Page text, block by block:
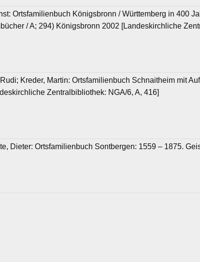
Ortsfamilienbuch Königsbronn / Württemberg in 400
/ A; 294) Königsbronn 2002 [Landeskirchliche
Kreder, Martin: Ortsfamilienbuch Schnaitheim mit
Zentralbibliothek: NGA/6, A, 416]
Dieter: Ortsfamilienbuch Sontbergen: 1559 – 1875.